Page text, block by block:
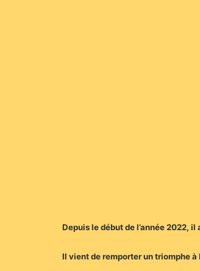
Depuis le début de l’année 2022,
Il vient de remporter un triomphe